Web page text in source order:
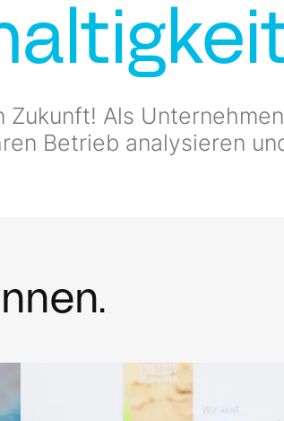
Als
Betrieb analysieren